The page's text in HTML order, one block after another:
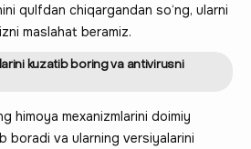
qulfdan chiqargandan so‘ng, ularni
maslahat beramiz.
kuzatib boring va antivirusni
himoya mexanizmlarini doimiy
boradi va ularning versiyalarini